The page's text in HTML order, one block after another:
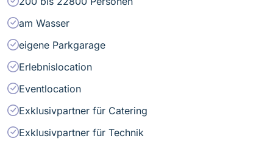
am Wasser
eigene Parkgarage
Erlebnislocation
Eventlocation
Exklusivpartner für Catering
Exklusivpartner für Technik